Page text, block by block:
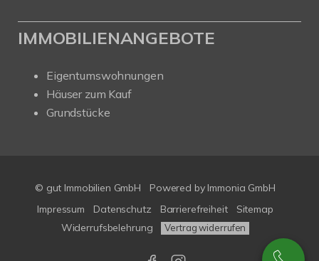
IMMOBILIENANGEBOTE
Eigentumswohnungen
Häuser zum Kauf
Grundstücke
© gut Immobilien GmbH Powered by Immonia GmbH
Impressum
Datenschutz Barrierefreiheit
Sitemap
Widerrufsbelehrung
Vertrag widerrufen